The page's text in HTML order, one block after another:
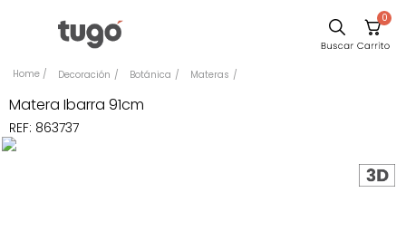
0
Decoración Botánica Materas
Matera Ibarra 91cm
REF: 863737
Sillas
Escritorio